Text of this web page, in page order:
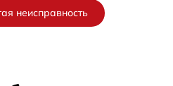
неисправность